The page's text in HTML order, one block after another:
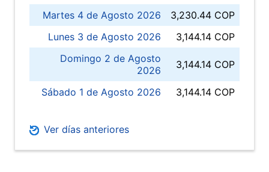
Martes 4 de Agosto 2026
3,230.44 COP
Lunes 3 de Agosto 2026
3,144.14 COP
Domingo 2 de Agosto
2026
3,144.14 COP
Sábado 1 de Agosto 2026 3,144.14 COP
Ver días anteriores